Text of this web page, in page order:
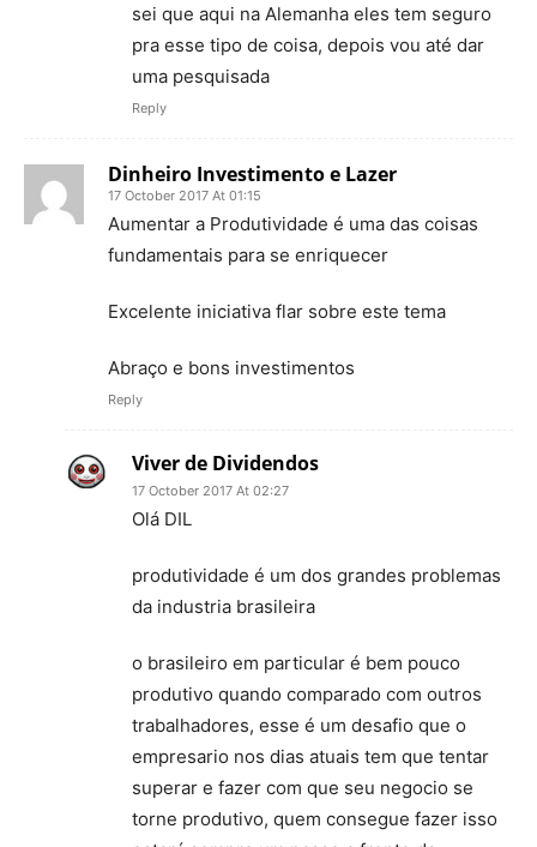
sei que aqui na Alemanha eles tem seguro
pra esse tipo de coisa, depois vou até dar
uma pesquisada
Reply
Dinheiro Investimento e Lazer
17 October 2017 At 01:15
Aumentar a Produtividade é uma das coisas
fundamentais para se enriquecer
Excelente iniciativa flar sobre este tema
Abraço e bons investimentos
Reply
Viver de Dividendos
17 October 2017 At 02:27
Olá DIL
produtividade é um dos grandes problemas
da industria brasileira
o brasileiro em particular é bem pouco
produtivo quando comparado com outros
trabalhadores, esse é um desafio que o
empresario nos dias atuais tem que tentar
superar e fazer com que seu negocio se
torne produtivo, quem consegue fazer isso